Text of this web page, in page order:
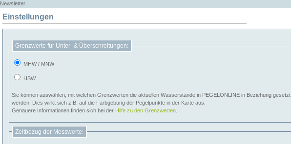
Newsletter
Einstellungen
Grenzwerte für Unter- & Überschreitungen:
MHW / MNW
HSW
Sie können auswählen, mit welchen Grenzwerten die aktuellen Wasserstände in PEGELONLINE in Beziehung gesetzt
werden. Dies wirkt sich z.B. auf die Farbgebung der Pegelpunkte in der Karte aus.
Genauere Informationen finden sich bei der Hilfe zu den Grenzwerten
Zeitbezug der Messwerte: